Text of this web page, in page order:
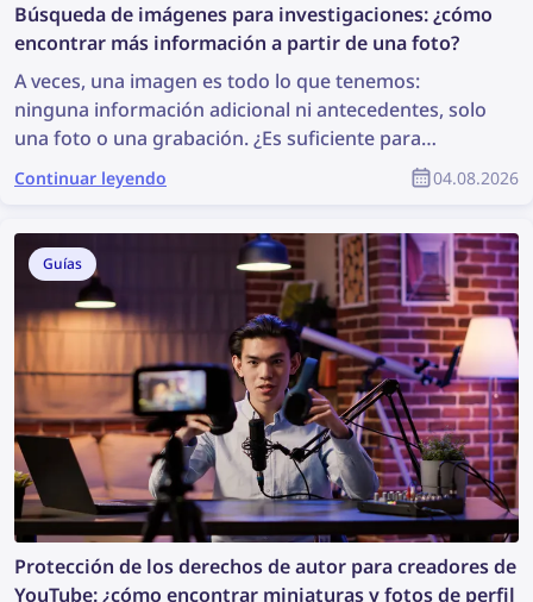
Búsqueda de imágenes para investigaciones: ¿cómo
encontrar más información a partir de una foto?
A veces, una imagen es todo lo que tenemos:
ninguna información adicional ni antecedentes, solo
una foto o una grabación. ¿Es suficiente para
comenzar una investigación? Puede que no sea lo
ideal, pero es suficiente para realizar una búsqueda
y contribuir a la investigación. Entonces, ¿cómo
puedes encontrar más información a partir de una
foto?
Continuar leyendo 04.08.2026
Guías
Protección de los derechos de autor para creadores de
YouTube: ¿cómo encontrar miniaturas y fotos de perfil